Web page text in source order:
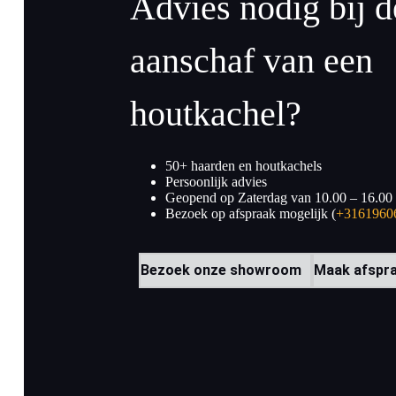
aanschaf van een
houtkachel?
50+ haarden en houtkachels
Persoonlijk advies
Geopend op Zaterdag van 10.00 – 16.00
Bezoek op afspraak mogelijk (
Bezoek onze showroom Maak